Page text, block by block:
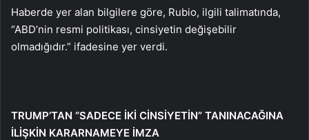
Haberde yer alan bilgilere göre, Rubio, ilgili talimatında,
“ABD’nin resmi politikası, cinsiyetin değişebilir
olmadığıdır.” ifadesine yer verdi.
TRUMP’TAN “SADECE İKİ CİNSİYETİN” TANINACAĞINA
İLİŞKİN KARARNAMEYE İMZA